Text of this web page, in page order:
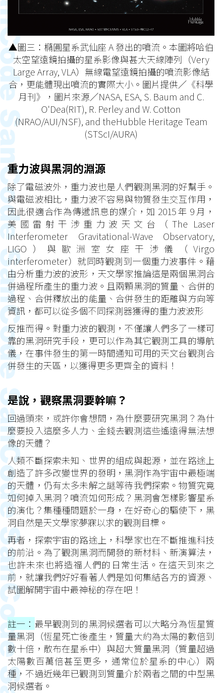
▲圖三：橢圓星系武仙座 A 發出的噴流。本圖將哈伯
太空望遠鏡拍攝的星系影像與甚大天線陣列（Very
Large Array, VLA）無線電望遠鏡拍攝的噴流影像結
合，更能體現出噴流的實際大小。圖片提供／《科學
月刊》，圖片來源／NASA, ESA, S. Baum and C.
O'Dea(RIT), R. Perley and W. Cotton
(NRAO/AUI/NSF), and theHubble Heritage Team
(STScI/AURA)
重力波與黑洞的淵源
除了電磁波外，重力波也是人們觀測黑洞的好幫手。
與電磁波相比，重力波不容易與物質發生交互作用，
因此很適合作為傳遞訊息的媒介，如 2015 年 9 月，
美國雷射干涉重力波天文台（The Laser
Interferometer Gravitational-Wave Observatory,
LIGO）與歐洲室女座干涉儀（Virgo
interferometer）就同時觀測到一個重力波事件。藉
由分析重力波的波形，天文學家推論這是兩個黑洞合
併過程所產生的重力波。且兩顆黑洞的質量、合併的
過程、合併釋放出的能量、合併發生的距離與方向等
資訊，都可以從多個不同探測器獲得的重力波波形
反推而得。對重力波的觀測，不僅讓人們多了一樣可
靠的黑洞研究手段，更可以作為其它觀測工具的導航
儀，在事件發生的第一時間通知可用的天文台觀測合
併發生的天區，以獲得更多更齊全的資料！
是說，觀察黑洞要幹嘛？
回過頭來，或許你會想問，為什麼要研究黑洞？為什
麼要投入這麼多人力、金錢去觀測這些遙遠得無法想
像的天體？
人類不斷探索未知、世界的組成與起源，並在路途上
創造了許多改變世界的發明，黑洞作為宇宙中最極端
的天體，仍有太多未解之謎等待我們探索。物質究竟
如何掉入黑洞？噴流如何形成？黑洞會怎樣影響星系
的演化？集種種問題於一身，在好奇心的驅使下，黑
洞自然是天文學家夢寐以求的觀測目標。
再者，探索宇宙的路途上，科學家也在不斷推進科技
的前沿。為了觀測黑洞而開發的新材料、新演算法，
也許未來也將造福人們的日常生活。在這天到來之
前，就讓我們好好看著人們是如何集結各方的資源、
試圖解開宇宙中最神秘的存在吧！
註一： 最早觀測到的黑洞候選者可以大略分為恆星質
量黑洞（恆星死亡後產生，質量大約為太陽的數倍到
數十倍，散布在星系中）與超大質量黑洞（質量超過
太陽數百萬倍甚至更多，通常位於星系的中心）兩
種，不過近幾年已觀測到質量介於兩者之間的中型黑
洞候選者。